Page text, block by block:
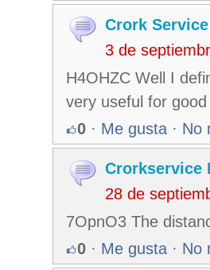
Crork Service
3 de
H4OHZC Well I
very useful for
0 · Me gusta · No
Crorkservice
28 de
7OpnO3 The
0 · Me gusta · No